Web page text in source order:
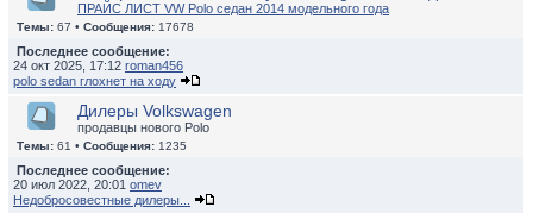
ПРАЙС ЛИСТ VW Polo седан 2014 модельного года
Темы: 67 • Сообщения: 17678
Последнее сообщение:
24 окт 2025, 17:12 roman456
polo sedan глохнет на ходу
Дилеры Volkswagen
продавцы нового Polo
Темы: 61 • Сообщения: 1235
Последнее сообщение:
20 июл 2022, 20:01 omev
Недобросовестные дилеры...